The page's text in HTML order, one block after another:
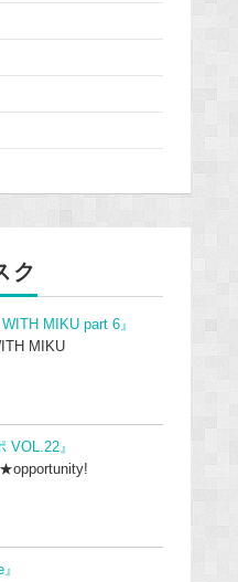
ク
WITH MIKU part 6』
MIKU
VOL.22』